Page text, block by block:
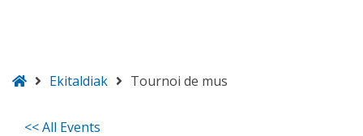
ongietorri
Ekitaldiak Tournoi de mus
<< All Events